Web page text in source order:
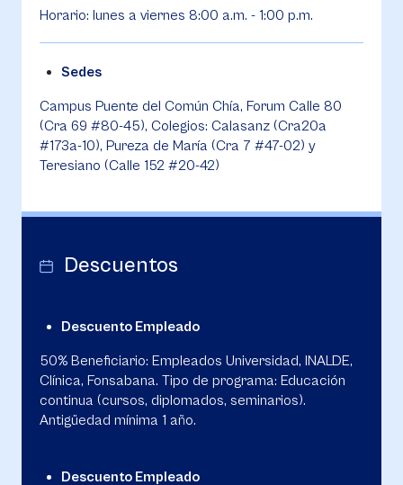
Horario: lunes a viernes 8:00 a.m. - 1:00 p.m.
Sedes
Campus Puente del Común Chía, Forum Calle 80
(Cra 69 #80-45), Colegios: Calasanz (Cra20a
#173a-10), Pureza de María (Cra 7 #47-02) y
Teresiano (Calle 152 #20-42)
Descuentos
Descuento Empleado
50% Beneficiario: Empleados Universidad, INALDE,
Clínica, Fonsabana. Tipo de programa: Educación
continua (cursos, diplomados, seminarios).
Antigüedad mínima 1 año.
Descuento Empleado